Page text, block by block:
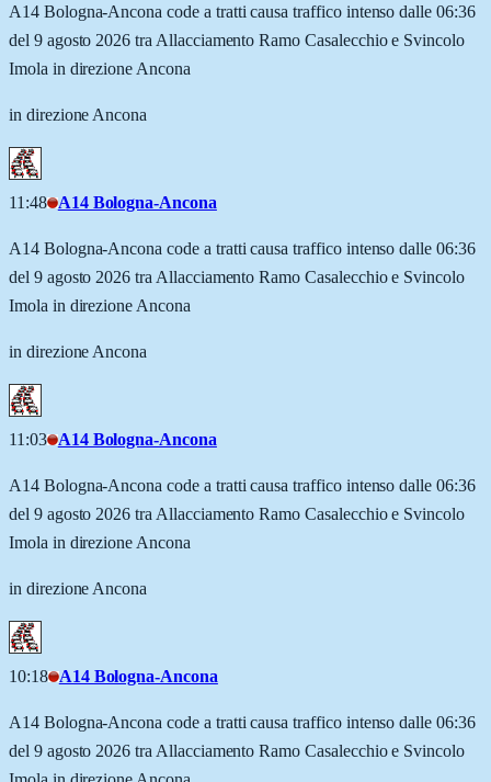
A14 Bologna-Ancona code a tratti causa traffico intenso dalle 06:36
del 9 agosto 2026 tra Allacciamento Ramo Casalecchio e Svincolo
Imola in direzione Ancona
in direzione Ancona
11:48 A14 Bologna-Ancona
A14 Bologna-Ancona code a tratti causa traffico intenso dalle 06:36
del 9 agosto 2026 tra Allacciamento Ramo Casalecchio e Svincolo
Imola in direzione Ancona
in direzione Ancona
11:03 A14 Bologna-Ancona
A14 Bologna-Ancona code a tratti causa traffico intenso dalle 06:36
del 9 agosto 2026 tra Allacciamento Ramo Casalecchio e Svincolo
Imola in direzione Ancona
in direzione Ancona
10:18 A14 Bologna-Ancona
A14 Bologna-Ancona code a tratti causa traffico intenso dalle 06:36
del 9 agosto 2026 tra Allacciamento Ramo Casalecchio e Svincolo